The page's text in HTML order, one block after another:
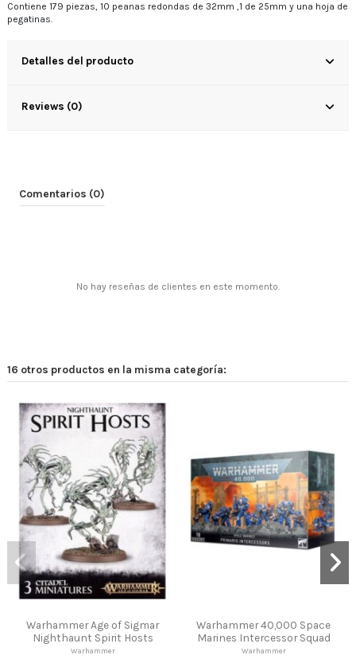
Contiene 179 piezas, 10 peanas redondas de 32mm ,1 de 25mm y una hoja de
pegatinas.
Detalles del producto
Reviews (0)
Comentarios (0)
No hay reseñas de clientes en este momento.
16 otros productos en la misma categoría:
Warhammer 40,000 Space
Marines Intercessor Squad
Warhammer
Warhammer Age of Sigmar
Skaven Paint Set
Games Workshop